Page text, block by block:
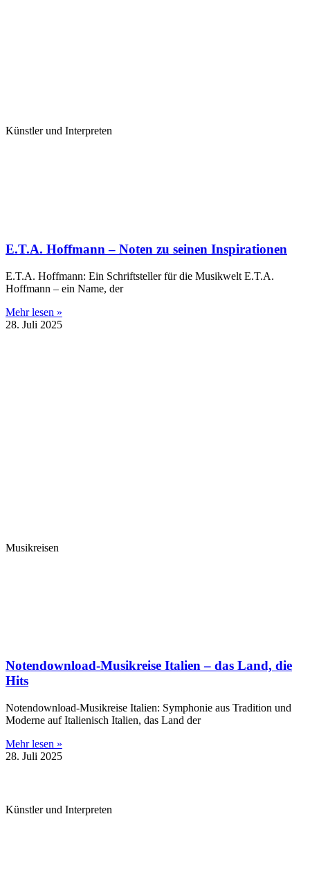
Künstler und Interpreten
E.T.A. Hoffmann – Noten zu seinen Inspirationen
E.T.A. Hoffmann: Ein Schriftsteller für die Musikwelt E.T.A.
Hoffmann – ein Name, der
Mehr lesen »
28. Juli 2025
Musikreisen
Notendownload-Musikreise Italien – das Land, die
Hits
Notendownload-Musikreise Italien: Symphonie aus Tradition und
Moderne auf Italienisch Italien, das Land der
Mehr lesen »
28. Juli 2025
Künstler und Interpreten